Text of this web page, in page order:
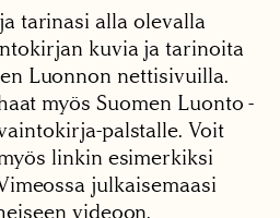
tarinasi alla olevalla
kuvia ja tarinoita
Luonnon nettisivuilla.
myös Suomen Luonto -
palstalle. Voit
linkin esimerkiksi
julkaisemaasi
videoon.